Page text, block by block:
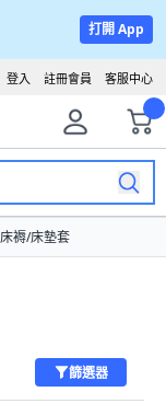
打開 App
客服中心
註冊會員
登入
床褥/床墊套
篩選器